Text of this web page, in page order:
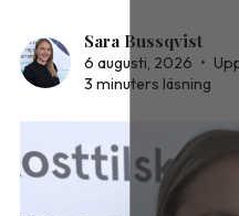
Sara Bussqvist
6 augusti, 2026 •
3 minuters läsning